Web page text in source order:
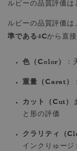
ルビーの品質評価は
ルビーの品質評価は
準である4Cから直
色（Color） ：
重量（Carat）
カット（Cut）
と形の評価
クラリティ（
インクりゅージ